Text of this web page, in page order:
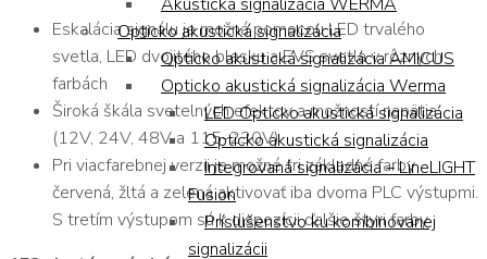
Opticko akustická signalizácia
Opticko akustická signalizácia AMICUS
Opticko akustická signalizácia Werma
LED Opticko akustická signalizácia
Opticko akustická signalizácia
Integrovaná signalizácia – LineLIGHT
Fusion
Príslušenstvo ku kombinovanej
signalizácii
Eskalácia signálu je možná pomocou LED trvalého
svetla, LED dvojitého blesku a EVS svetla v rôznych
farbách
Široká škála svetelných efektov a možností napätia
(12V, 24V, 48V a 115-230V)
Pri viacfarebnej verzii je možné tri základné farby
červená, žltá a zelená aktivovať iba dvoma PLC výstupmi.
S tretím výstupom sú k dispozícii ďalšie štyri farby